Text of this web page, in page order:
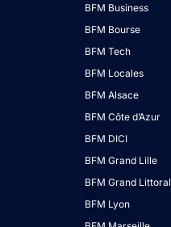
BFM Business
BFM Bourse
BFM Tech
BFM Locales
BFM Alsace
BFM Côte d’Azur
BFM DICI
BFM Grand Lille
BFM Grand Littoral
BFM Lyon